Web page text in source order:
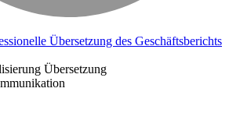
Übersetzung des Geschäftsberichts
Übersetzung